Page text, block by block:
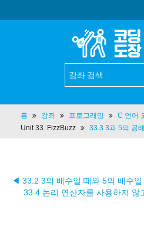
홈 강좌 프로그래밍
C 언어
Unit 33. FizzBuzz
33.3 3과 5의 공
◀ 33.2 3의 배수일 때와 5의 배수일
33.4 논리 연산자를 사용하지